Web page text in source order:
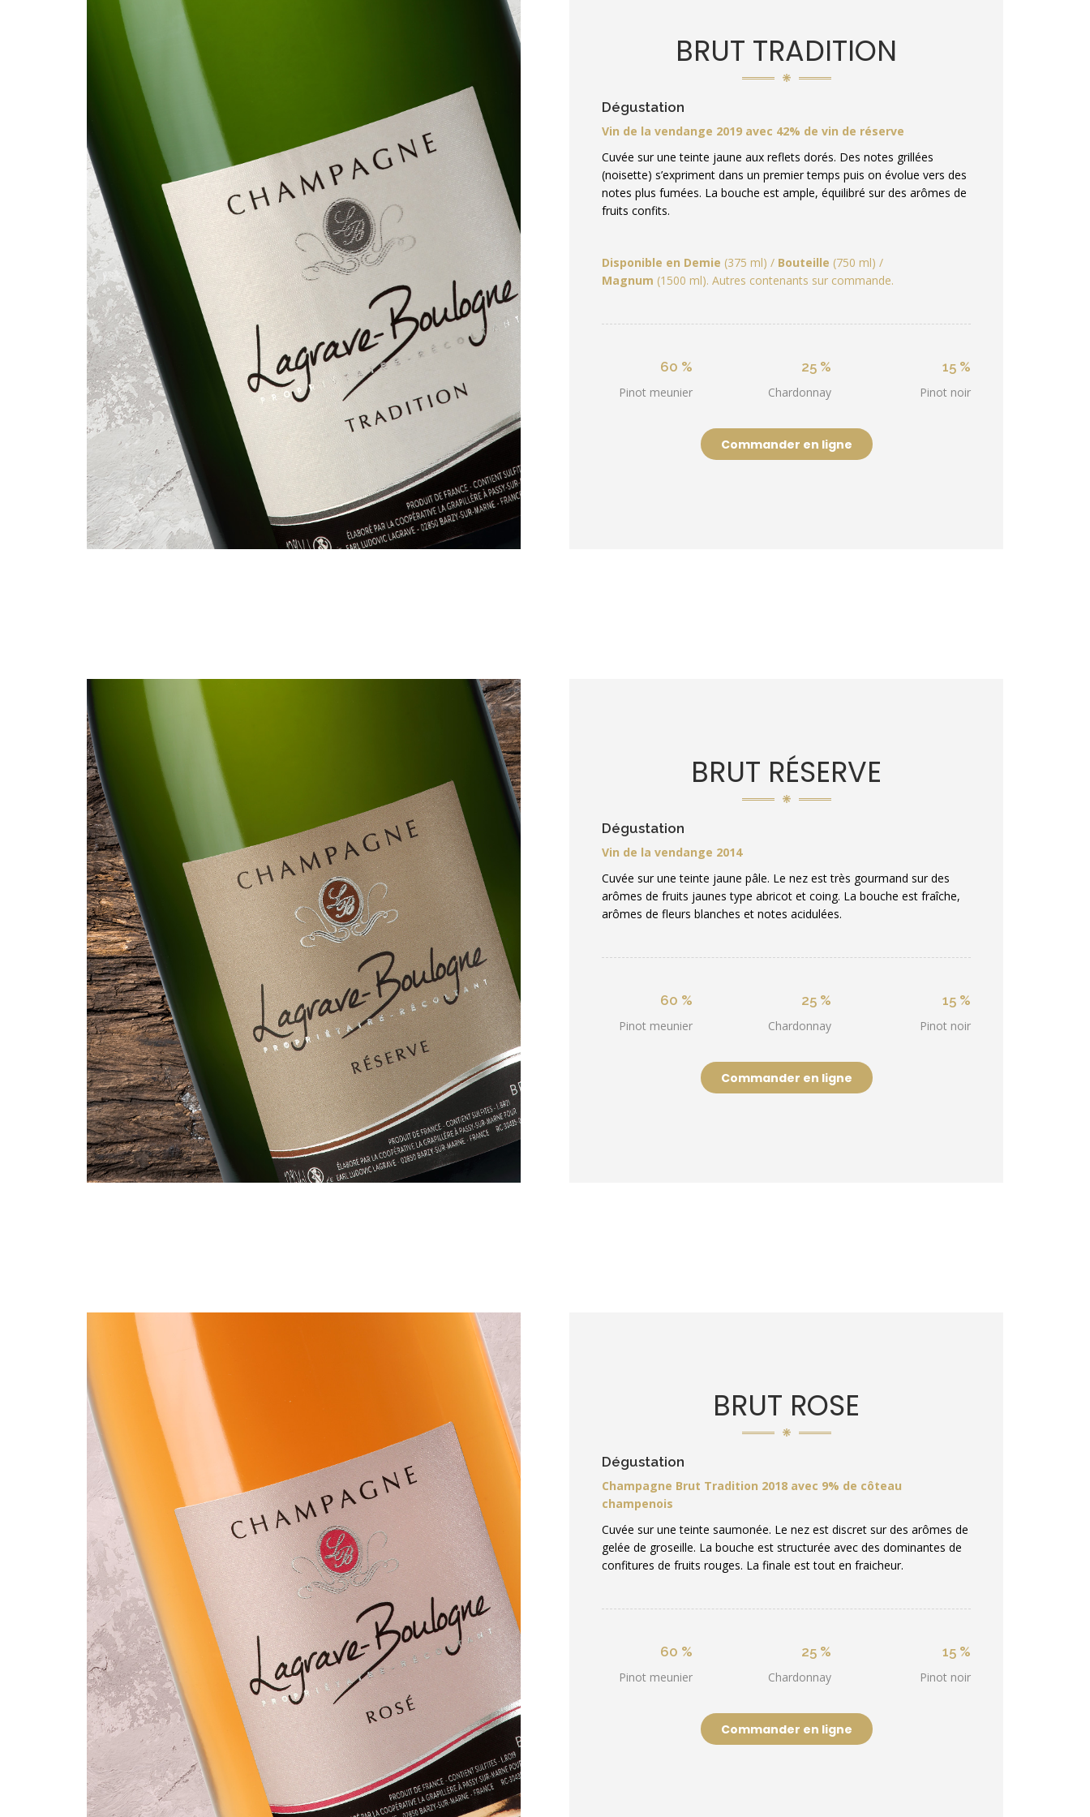
BRUT TRADITION
Dégustation
Vin de la vendange 2019 avec 42% de vin de réserve
Cuvée sur une teinte jaune aux reflets dorés. Des notes grillées
(noisette) s’expriment dans un premier temps puis on évolue vers des
notes plus fumées. La bouche est ample, équilibré sur des arômes de
fruits confits.
Disponible en Demie (375 ml) / Bouteille (750 ml) /
Magnum (1500 ml). Autres contenants sur commande.
60 %
Pinot meunier
25 %
Chardonnay
15 %
Pinot noir
Commander en ligne
BRUT RÉSERVE
Dégustation
Vin de la vendange 2014
Cuvée sur une teinte jaune pâle. Le nez est très gourmand sur des
arômes de fruits jaunes type abricot et coing. La bouche est fraîche,
arômes de fleurs blanches et notes acidulées.
60 %
Pinot meunier
25 %
Chardonnay
15 %
Pinot noir
Commander en ligne
BRUT ROSE
Dégustation
Champagne Brut Tradition 2018 avec 9% de côteau
champenois
Cuvée sur une teinte saumonée. Le nez est discret sur des arômes de
gelée de groseille. La bouche est structurée avec des dominantes de
confitures de fruits rouges. La finale est tout en fraicheur.
60 %
Pinot meunier
25 %
Chardonnay
15 %
Pinot noir
Commander en ligne